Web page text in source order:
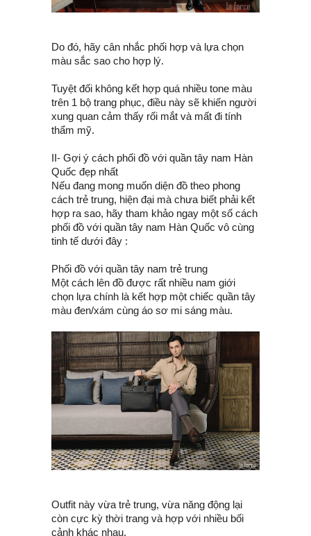
Do đó, hãy cân nhắc phối hợp và lựa chọn
màu sắc sao cho hợp lý.
Tuyệt đối không kết hợp quá nhiều tone màu
trên 1 bộ trang phục, điều này sẽ khiến người
xung quan cảm thấy rối mắt và mất đi tính
thẩm mỹ.
II- Gợi ý cách phối đồ với quần tây nam Hàn
Quốc đẹp nhất
Nếu đang mong muốn diện đồ theo phong
cách trẻ trung, hiện đại mà chưa biết phải kết
hợp ra sao, hãy tham khảo ngay một số cách
phối đồ với quần tây nam Hàn Quốc vô cùng
tinh tế dưới đây :
Phối đồ với quần tây nam trẻ trung
Một cách lên đồ được rất nhiều nam giới
chọn lựa chính là kết hợp một chiếc quần tây
màu đen/xám cùng áo sơ mi sáng màu.
Outfit này vừa trẻ trung, vừa năng động lại
còn cực kỳ thời trang và hợp với nhiều bối
cảnh khác nhau.